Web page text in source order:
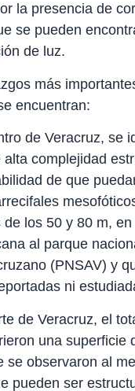
la presencia de
se pueden
de luz.
más
encuentran:
de Veracruz, se
alta complejidad
de que
de los 50 y 80 m,
al parque
(PNSAV) y
ni
de Veracruz, el
una superficie
se observaron al
pueden ser